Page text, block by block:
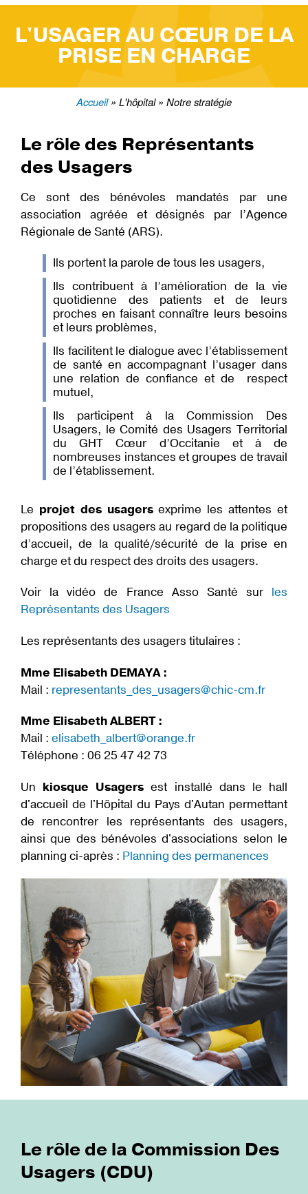
L'USAGER AU CŒUR DE LA
PRISE EN CHARGE
d'Ariane
Accueil L'hôpital Notre stratégie
Le rôle des Représentants
des Usagers
Ce sont des bénévoles mandatés par une
association agréée et désignés par l’Agence
Régionale de Santé (ARS).
Ils portent la parole de tous les usagers,
Ils contribuent à l’amélioration de la vie
quotidienne des patients et de leurs
proches en faisant connaître leurs besoins
et leurs problèmes,
Ils facilitent le dialogue avec l’établissement
de santé en accompagnant l’usager dans
une relation de confiance et de respect
mutuel,
Ils participent à la Commission Des
Usagers, le Comité des Usagers Territorial
du GHT Cœur d’Occitanie et à de
nombreuses instances et groupes de travail
de l’établissement.
Le projet des usagersexprime les attentes et
propositions des usagers au regard de la politique
d’accueil, de la qualité/sécurité de la prise en
charge et du respect des droits des usagers.
Voir la vidéo de France Asso Santé sur les
Représentants des Usagers
Les représentants des usagers titulaires :
Mme Elisabeth DEMAYA :
Mail : representants_des_usagers@chic-cm.fr
Mme Elisabeth ALBERT :
Mail : elisabeth_albert@orange.fr
Téléphone : 06 25 47 42 73
Un kiosque Usagers est installé dans le hall
d'accueil de l'Hôpital du Pays d'Autan permettant
de rencontrer les représentants des usagers,
ainsi que des bénévoles d'associations selon le
planning ci-après : Planning des permanences
Le rôle de la Commission Des
Usagers (CDU)